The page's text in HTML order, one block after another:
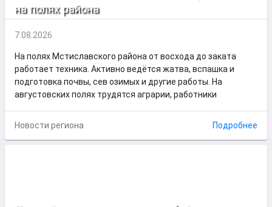
на полях района
7.08.2026
На полях Мстиславского района от восхода до заката
работает техника. Активно ведётся жатва, вспашка и
подготовка почвы, сев озимых и другие работы. На
августовских полях трудятся аграрии, работники
Новости региона Подробнее